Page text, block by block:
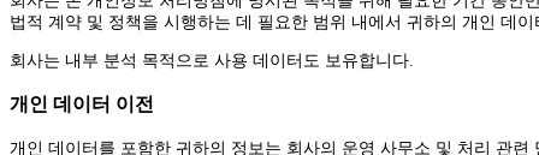
법적 계약 및 정책을 시행하는 데 필요한 범위 내에서 귀하의 개인 데
회사는 내부 분석 목적으로 사용 데이터도 보유합니다.
개인 데이터 이전
개인 데이터를 포함한 귀하의 정보는 회사의 운영 사무소 및 처리 관